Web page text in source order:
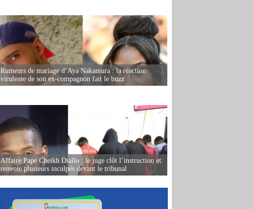
Rumeurs de mariage d’Aya Nakamura : la réaction
virulente de son ex-compagnon fait le buzz
Affaire Pape Cheikh Diallo : le juge clôt l’instruction et
renvoie plusieurs inculpés devant le tribunal